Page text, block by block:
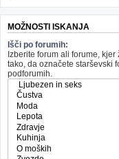
MOŽNOSTI ISKANJA
Išči po forumih:
Izberite forum ali forume,
tako, da označete starševski
podforumih.